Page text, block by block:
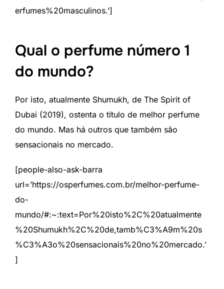
erfumes%20masculinos.’]
Qual o perfume número 1
do mundo?
Por isto, atualmente Shumukh, de The Spirit of
Dubai (2019), ostenta o título de melhor perfume
do mundo. Mas há outros que também são
sensacionais no mercado.
[people-also-ask-barra
url=’https://osperfumes.com.br/melhor-perfume-
do-
mundo/#:~:text=Por%20isto%2C%20atualmente
%20Shumukh%2C%20de,tamb%C3%A9m%20s
%C3%A3o%20sensacionais%20no%20mercado.’
]